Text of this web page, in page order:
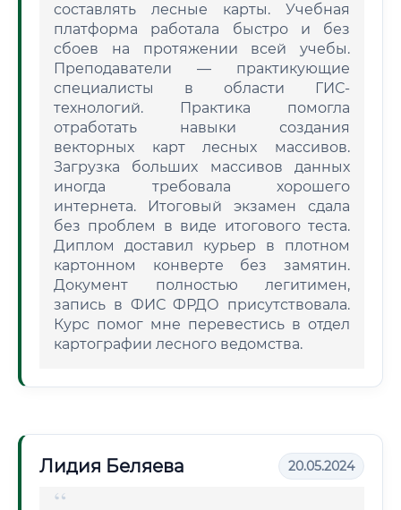
составлять лесные карты. Учебная
платформа работала быстро и без
сбоев на протяжении всей учебы.
Преподаватели — практикующие
специалисты в области ГИС-
технологий. Практика помогла
отработать навыки создания
векторных карт лесных массивов.
Загрузка больших массивов данных
иногда требовала хорошего
интернета. Итоговый экзамен сдала
без проблем в виде итогового теста.
Диплом доставил курьер в плотном
картонном конверте без замятин.
Документ полностью легитимен,
запись в ФИС ФРДО присутствовала.
Курс помог мне перевестись в отдел
картографии лесного ведомства.
Лидия Беляева 20.05.2024